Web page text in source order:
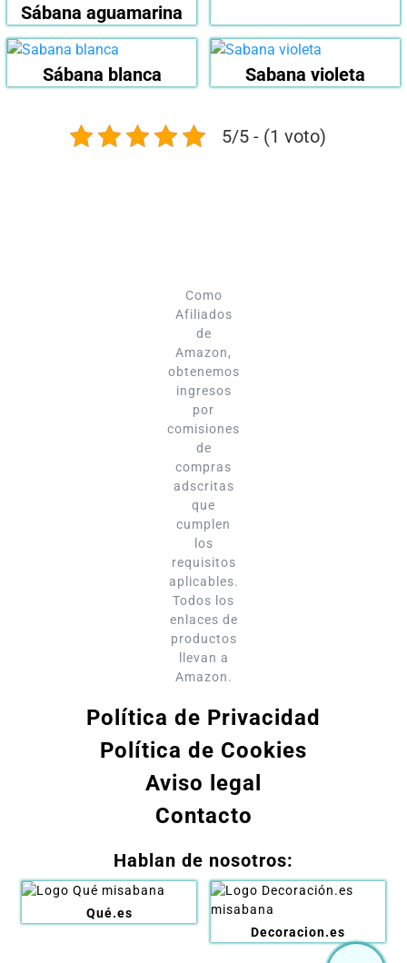
Sábana aguamarina
Sábana blanca Sabana violeta
5/5 - (1 voto)
Como
Afiliados
de
Amazon,
obtenemos
ingresos
por
comisiones
de
compras
adscritas
que
cumplen
los
requisitos
aplicables.
Todos los
enlaces de
productos
llevan a
Amazon.
Política de Privacidad
Política de Cookies
Aviso legal
Contacto
Hablan de nosotros:
Qué.es
Decoracion.es